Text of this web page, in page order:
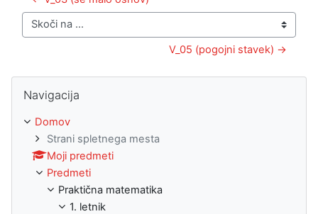
Skoči na ...
V_05 (pogojni stavek) →
Navigacija
Domov
Strani spletnega mesta
Moji predmeti
Predmeti
Praktična matematika
1. letnik